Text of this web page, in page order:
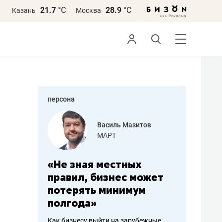
Казань 21.7 °С Москва 28.9 °С
персона
Роман Ободец
«Готовые решения»
«Мне лучше
не заработать вообще,
чем потерять
репутацию»